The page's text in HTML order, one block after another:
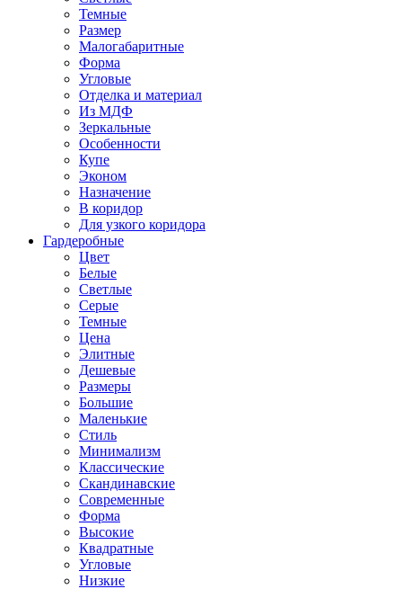
Темные
Размер
Малогабаритные
Форма
Угловые
Отделка и материал
Из МДФ
Зеркальные
Особенности
Купе
Эконом
Назначение
В коридор
Для узкого коридора
Гардеробные
Цвет
Белые
Светлые
Серые
Темные
Цена
Элитные
Дешевые
Размеры
Большие
Маленькие
Стиль
Минимализм
Классические
Скандинавские
Современные
Форма
Высокие
Квадратные
Угловые
Низкие